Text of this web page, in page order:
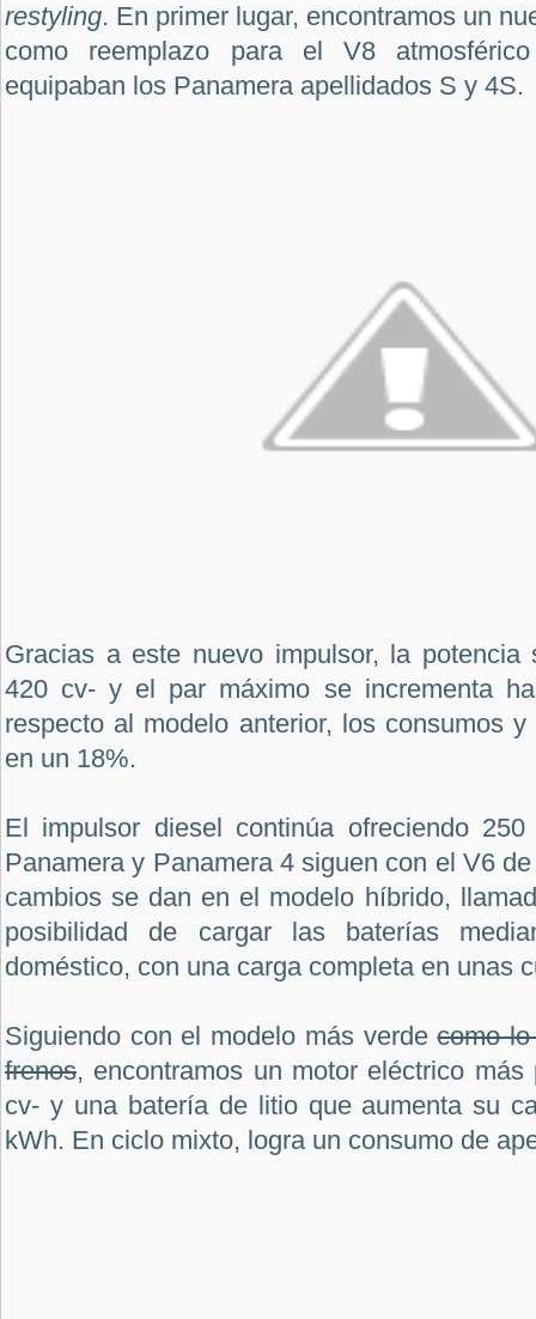
restyling. En primer lugar, encontramos un
como reemplazo para el V8
equipaban los Panamera apellidados S y 4S.
Gracias a este nuevo impulsor, la
420 cv- y el par máximo se incrementa
respecto al modelo anterior, los consumos
en un 18%.
El impulsor diesel continúa ofreciendo
Panamera y Panamera 4 siguen con el V6
cambios se dan en el modelo híbrido,
posibilidad de cargar las baterías
doméstico, con una carga completa en unas
Siguiendo con el modelo más verdecomo
frenos, encontramos un motor eléctrico
cv- y una batería de litio que aumenta su
kWh. En ciclo mixto, logra un consumo de